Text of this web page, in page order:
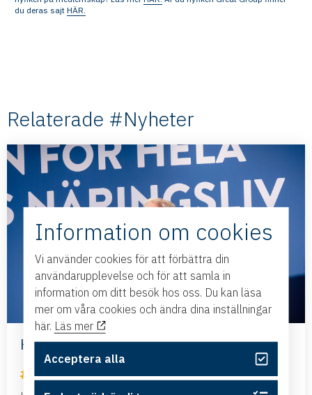
du deras sajtHÄR.
Relaterade #Nyheter
Har Sverige råd att negligera flyget?
Nyheter
Information om cookies
Vi använder cookies för att förbättra din
användarupplevelse och för att samla in
information om ditt besök hos oss. Du kan läsa
mer om våra cookies och ändra dina inställningar
här. Läs mer
Acceptera alla